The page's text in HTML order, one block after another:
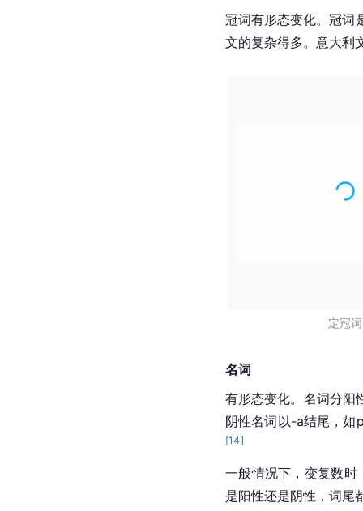
冠词有形态变化。冠词
文的复杂得多。意大利
定冠词
名词
有形态变化。名词分阳
阴性名词以-a结尾，
[14]
一般情况下，变复数
是阳性还是阴性，词